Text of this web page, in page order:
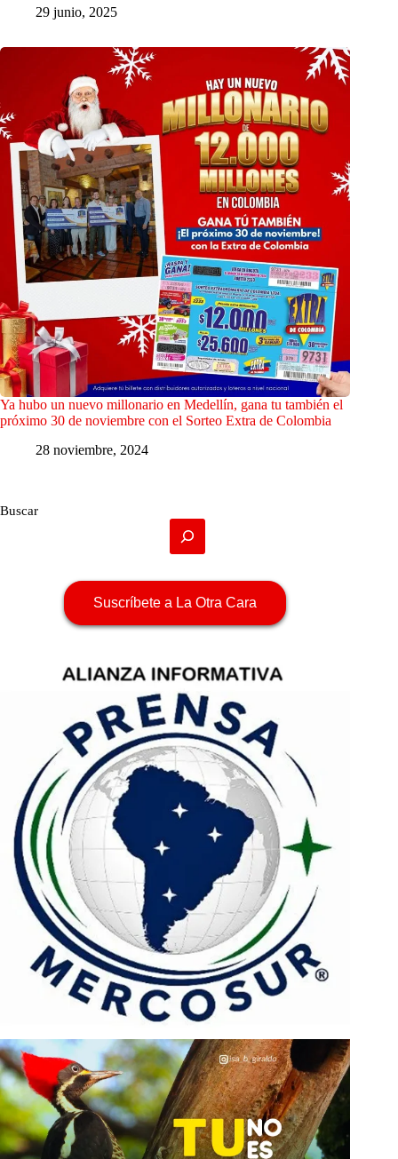
29 junio, 2025
Ya hubo un nuevo millonario en Medellín, gana tu también el
próximo 30 de noviembre con el Sorteo Extra de Colombia
28 noviembre, 2024
Buscar
Suscríbete a La Otra Cara